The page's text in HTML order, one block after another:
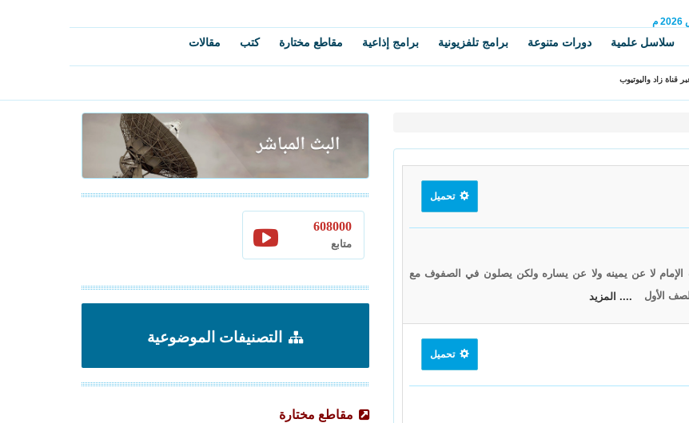
2026 م
سلاسل علمية دورات متنوعة برامج تلفزيونية برامج إذاعية مقاطع مختارة كتب مقالات
قناة زاد واليوتيوب
تحميل
الإمام لا عن يمينه ولا عن يساره ولكن يصلون في الصفوف مع
الأول
.... المزيد
تحميل
608000
متابع
التصنيفات الموضوعية
مقاطع مختارة